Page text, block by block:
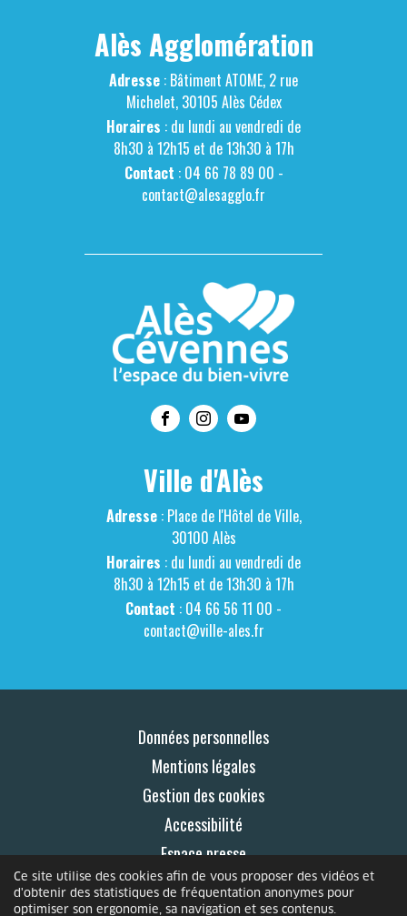
Ce site utilise des cookies afin de vous proposer des vidéos et
d'obtenir des statistiques de fréquentation anonymes pour
optimiser son ergonomie, sa navigation et ses contenus.
Alès Agglomération
Adresse : Bâtiment ATOME, 2 rue
Michelet, 30105 Alès Cédex
Horaires : du lundi au vendredi de
8h30 à 12h15 et de 13h30 à 17h
Contact : 04 66 78 89 00 -
contact@alesagglo.fr
Ville d'Alès
Adresse: Place de l'Hôtel de Ville,
30100 Alès
Horaires : du lundi au vendredi de
8h30 à 12h15 et de 13h30 à 17h
Contact : 04 66 56 11 00 -
contact@ville-ales.fr
Données personnelles
Mentions légales
Gestion des cookies
Accessibilité
Espace presse
Contact